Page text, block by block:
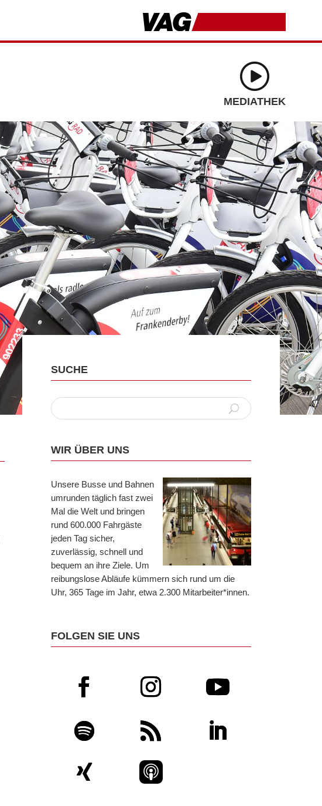
MEDIATHEK
SUCHE
WIR ÜBER UNS
Unsere Busse und Bahnen
umrunden täglich fast zwei
Mal die Welt und bringen
rund 600.000 Fahrgäste
jeden Tag sicher,
zuverlässig, schnell und
bequem an ihre Ziele. Um
reibungslose Abläufe kümmern sich rund um die
Uhr, 365 Tage im Jahr, etwa 2.300 Mitarbeiter*innen.
FOLGEN SIE UNS